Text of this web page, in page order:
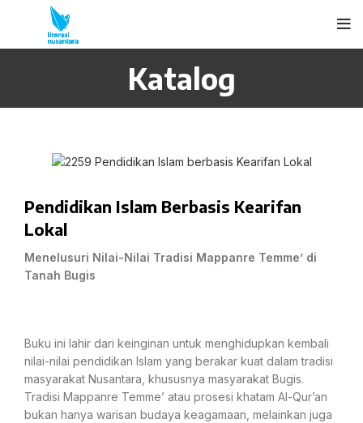
Katalog
Pendidikan Islam Berbasis Kearifan
Lokal
Menelusuri Nilai-Nilai Tradisi Mappanre Temme’ di
Tanah Bugis
Buku ini lahir dari keinginan untuk menghidupkan kembali
nilai-nilai pendidikan Islam yang berakar kuat dalam tradisi
masyarakat Nusantara, khususnya masyarakat Bugis.
Tradisi Mappanre Temme’ atau prosesi khatam Al-Qur’an
bukan hanya warisan budaya keagamaan, melainkan juga